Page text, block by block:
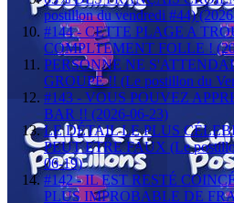
postillon du vendredi #44)
#144 - CETTE PLAGE A
COMPLTEMENT FOLLE !
PERSONNE NE
GROUPE !! (Le postillon du
#143 - VOUS POUVEZ
BAR !! (2026-06-23)
LE DÉTAIL LE PLUS
PEUT ETRE FAUX (Le
06-19)
#142 - IL EST RESTÉ
PLUS IMPROBABLE DE